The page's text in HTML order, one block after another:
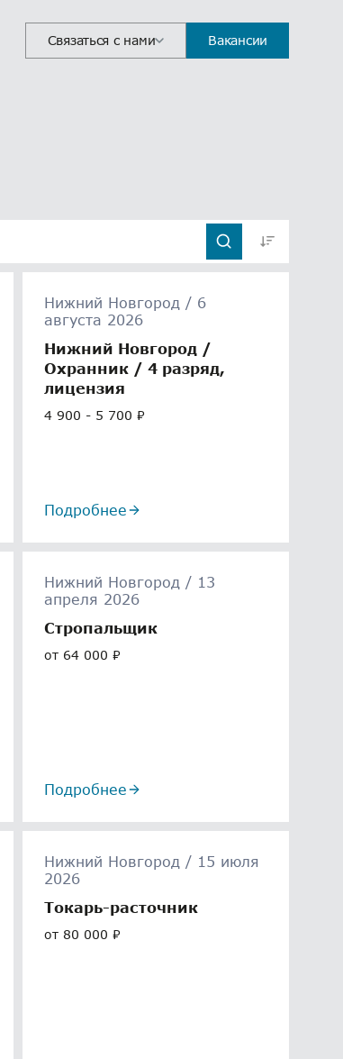
Связаться с нами Вакансии
Нижний Новгород / 6
августа 2026
Нижний Новгород /
Охранник / 4 разряд,
лицензия
4 900 - 5 700 ₽
Подробнее
Нижний Новгород / 13
апреля 2026
Стропальщик
от 64 000 ₽
Подробнее
Нижний Новгород / 15 июля
2026
Токарь-расточник
от 80 000 ₽